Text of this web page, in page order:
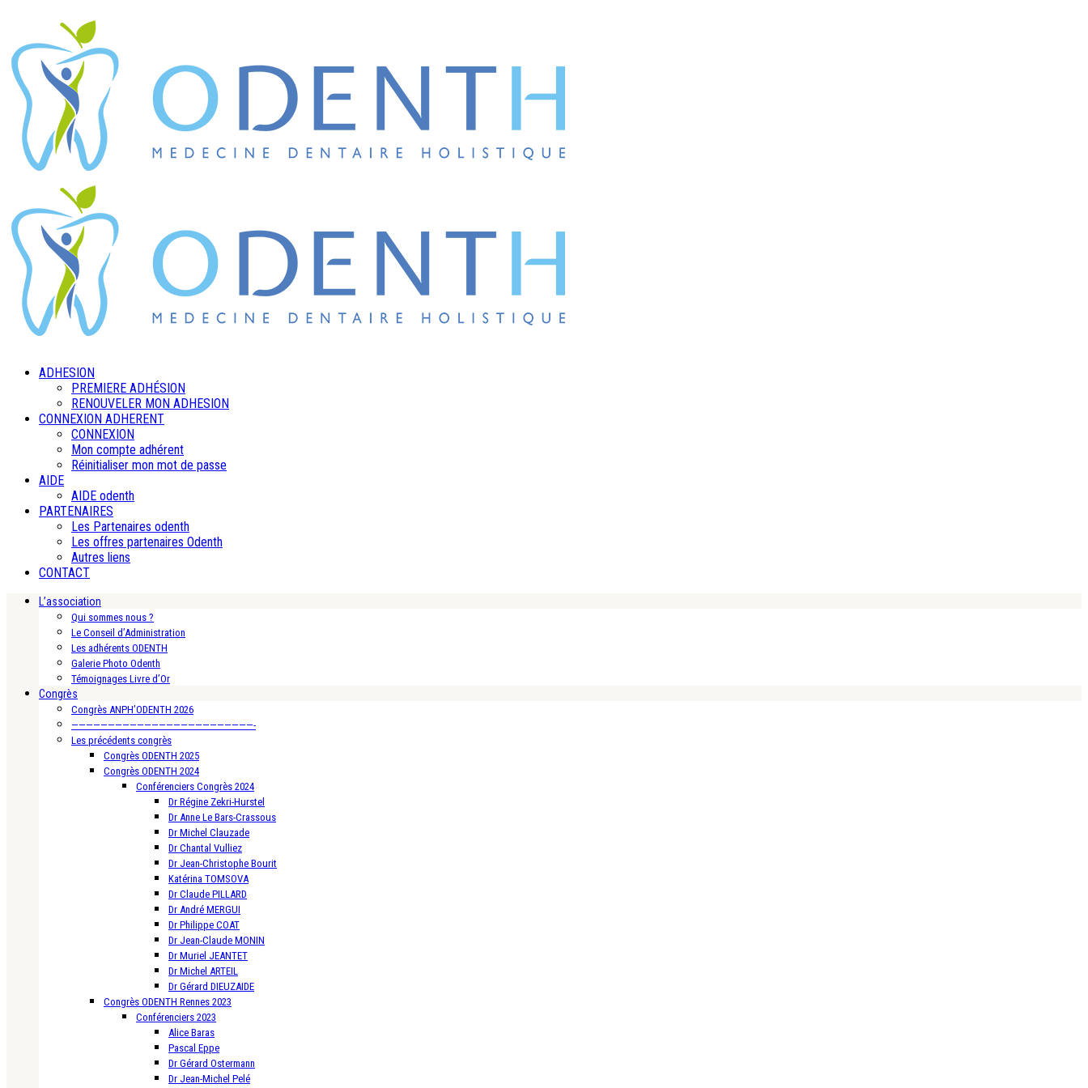
ADHESION
PREMIERE ADHÉSION
RENOUVELER MON ADHESION
CONNEXION ADHERENT
CONNEXION
Mon compte adhérent
Réinitialiser mon mot de passe
AIDE
AIDE odenth
PARTENAIRES
Les Partenaires odenth
Les offres partenaires Odenth
Autres liens
CONTACT
L’association
Qui sommes nous ?
Le Conseil d’Administration
Les adhérents ODENTH
Galerie Photo Odenth
Témoignages Livre d’Or
Congrès
Congrès ANPH’ODENTH 2026
—————————————————————————-
Les précédents congrès
Congrès ODENTH 2025
Congrès ODENTH 2024
Conférenciers Congrès 2024
Dr Régine Zekri-Hurstel
Dr Anne Le Bars-Crassous
Dr Michel Clauzade
Dr Chantal Vulliez
Dr Jean-Christophe Bourit
Katérina TOMSOVA
Dr Claude PILLARD
Dr André MERGUI
Dr Philippe COAT
Dr Jean-Claude MONIN
Dr Muriel JEANTET
Dr Michel ARTEIL
Dr Gérard DIEUZAIDE
Congrès ODENTH Rennes 2023
Conférenciers 2023
Alice Baras
Pascal Eppe
Dr Gérard Ostermann
Dr Jean-Michel Pelé